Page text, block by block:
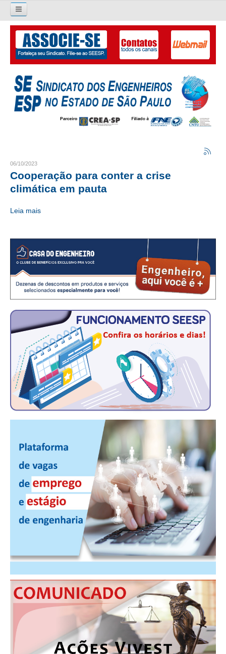
Pesquisar...
O SINDICATO
APRESENTAÇÃO
PALAVRA DO PRESIDENTE
LIVRO GESTÃO 2026-2029
SUBSEDES SINDICAIS
CRESCE BRASIL
CONSELHO TECNOLÓGICO
HISTÓRICO E ATUAÇÃO
CONSELHOS ASSESSORES
PERSONALIDADES DA TECNOLOGIA
NÚCLEO DA MULHER ENGENHEIRA
TRANSPARÊNCIA
JURÍDICO
ACORDOS, CONVENÇÕES E DISSÍDIOS
CONTRIBUIÇÕES
CONTRIBUIÇÃO ASSISTENCIAL
CONTRIBUIÇÃO ASSOCIATIVA OU ANUIDADE DE SÓCIO
CONTRIBUIÇÃO SINDICAL URBANA
REVISÃO DE APOSENTADORIA
FGTS EXPURGOS
FGTS CORREÇÃO
LEGISLAÇÃO
LEI 4.950-A/1966 – PISO SALARIAL
06/10/2023
Cooperação para conter a crise
climática em pauta
Leia mais